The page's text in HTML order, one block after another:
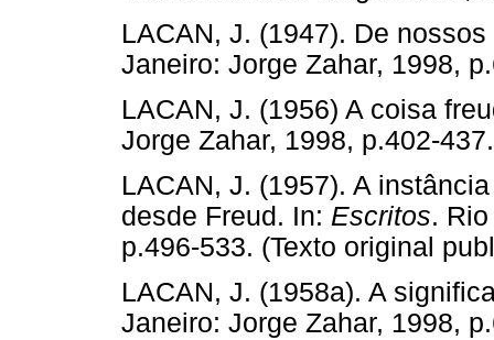
LACAN, J. (1947). De
Janeiro: Jorge Zahar,
LACAN, J. (1956) A coisa
Jorge Zahar, 1998,
LACAN, J. (1957). A
desde Freud. In: Escritos.
p.496-533. (Texto original
LACAN, J. (1958a). A
Janeiro: Jorge Zahar,